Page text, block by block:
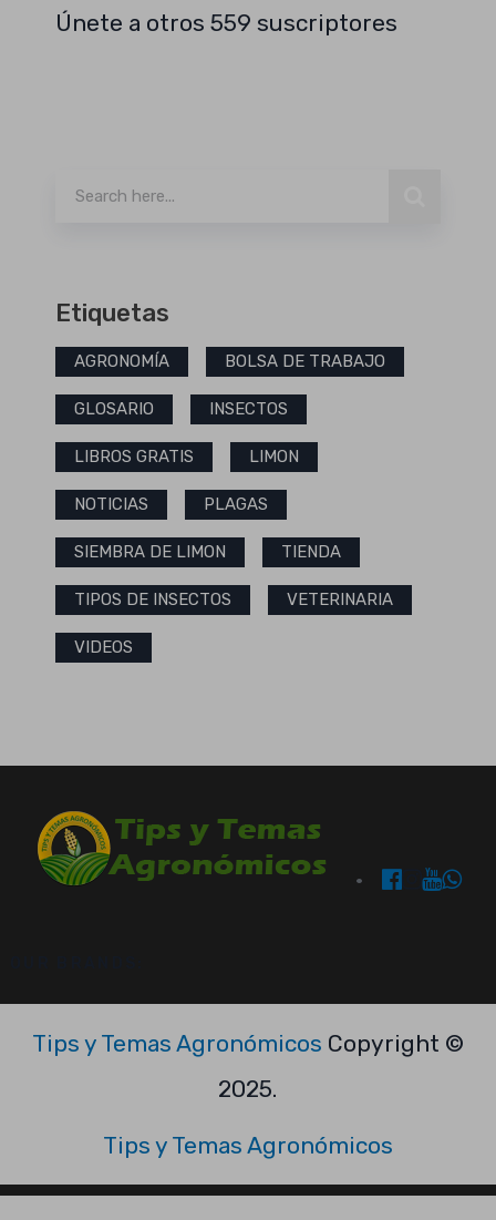
Únete a otros 559 suscriptores
Etiquetas
AGRONOMÍA BOLSA DE TRABAJO
GLOSARIO INSECTOS
LIBROS GRATIS LIMON
NOTICIAS PLAGAS
SIEMBRA DE LIMON TIENDA
TIPOS DE INSECTOS VETERINARIA
VIDEOS
Tips y Temas Agronómicos Copyright ©
2025.
Tips y Temas Agronómicos